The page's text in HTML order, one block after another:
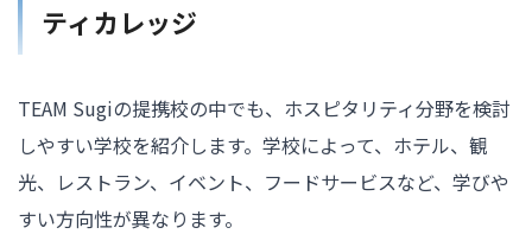
ティカレッジ
TEAM Sugiの提携校の中でも、ホスピタリティ分野を検討
しやすい学校を紹介します。学校によって、ホテル、観
光、レストラン、イベント、フードサービスなど、学びや
すい方向性が異なります。